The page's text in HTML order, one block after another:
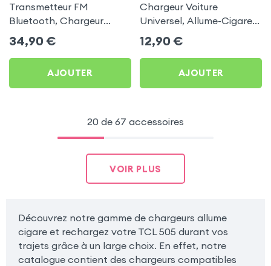
Transmetteur FM
Bluetooth, Chargeur
Allume-cigare, Muvit pour
TCL 505
34,90 €
AJOUTER
Chargeur Voiture
Universel, Allume-Cigare
Ultra Compact avec
Finition Métallisée - Blanc
12,90 €
AJOUTER
20 de 67 accessoires
VOIR PLUS
Découvrez notre gamme de chargeurs allume
cigare et rechargez votre TCL 505 durant vos
trajets grâce à un large choix. En effet, notre
catalogue contient des chargeurs compatibles